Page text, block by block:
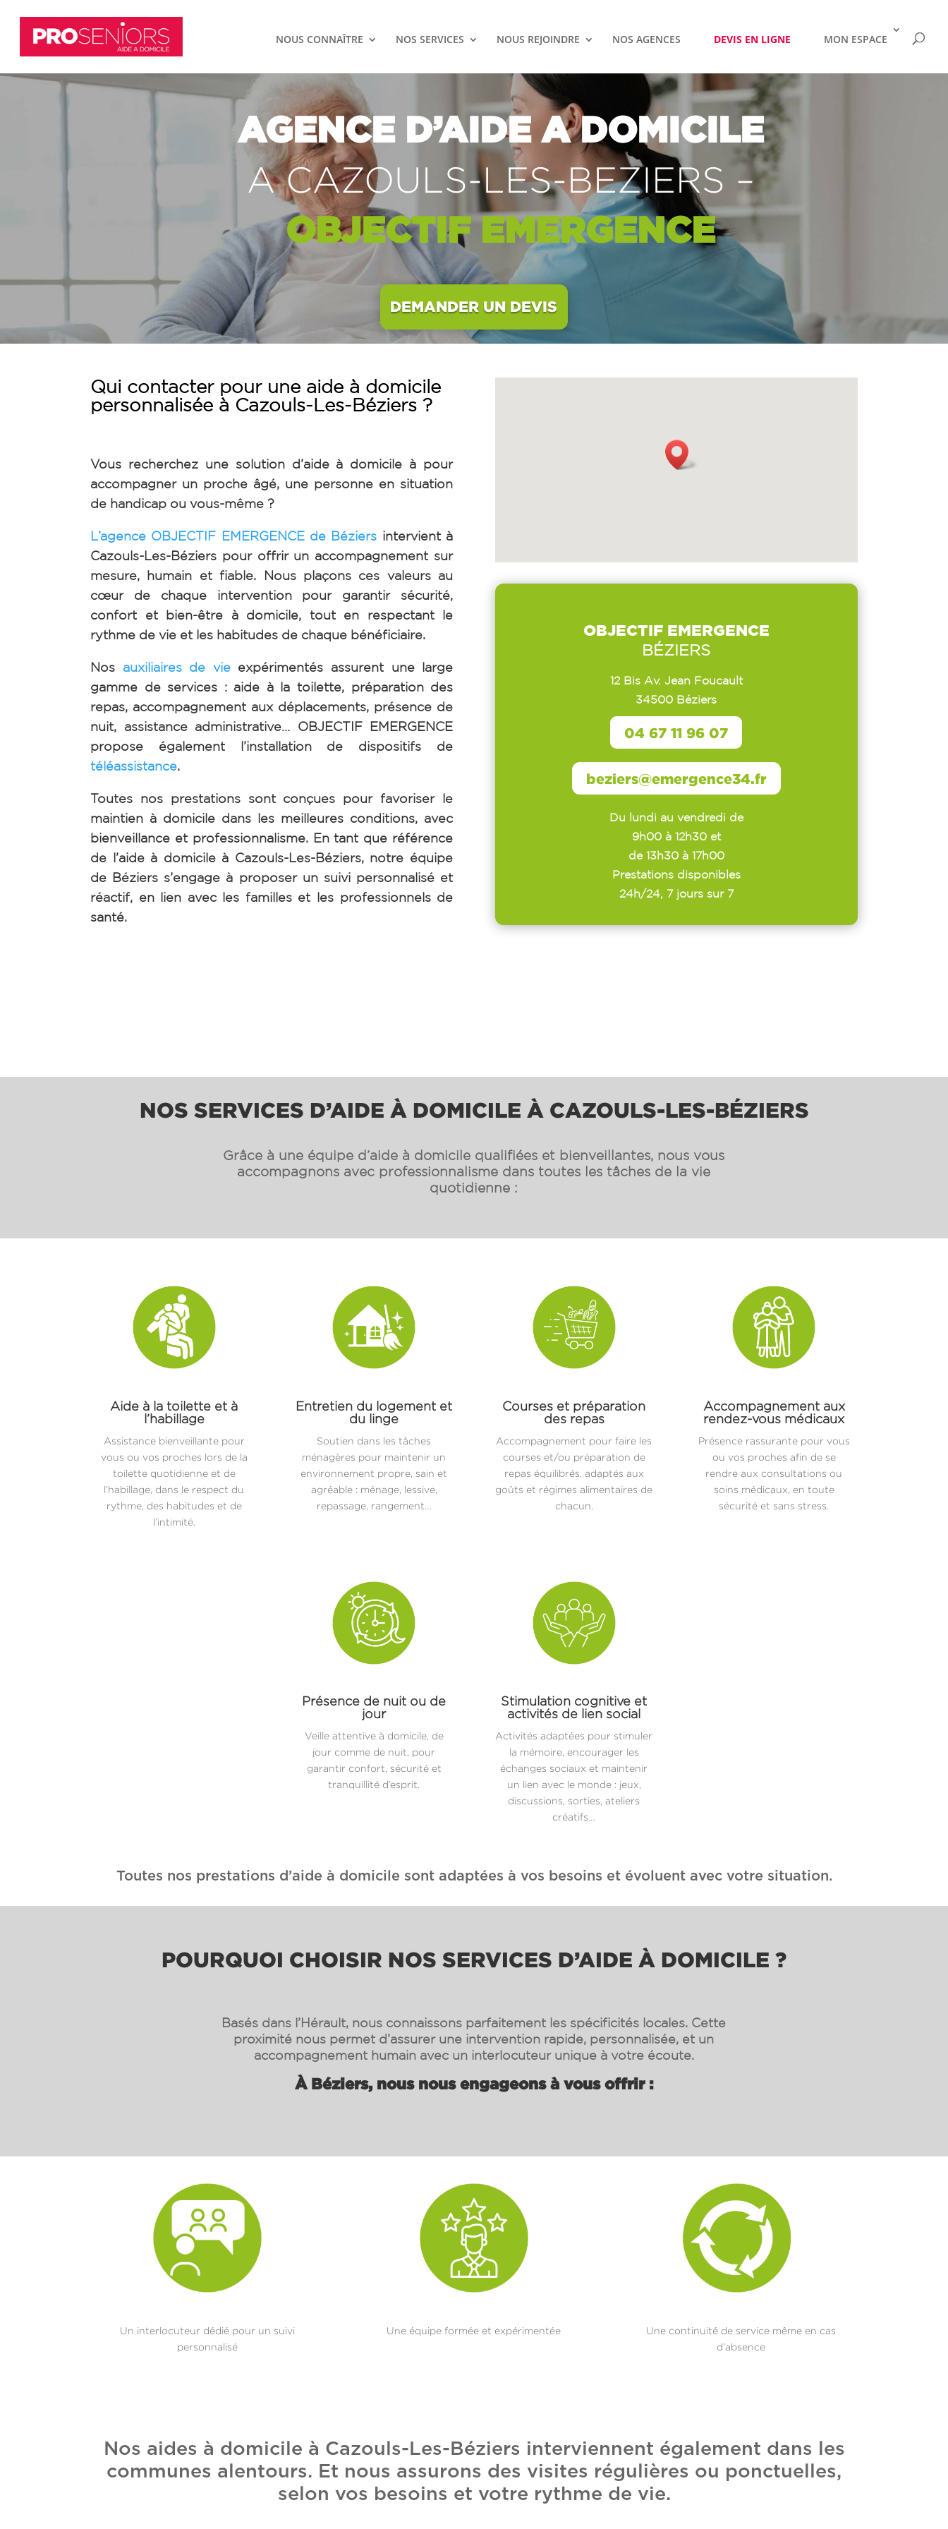
NOUS CONNAÎTRE NOS SERVICES NOUS REJOINDRE NOS AGENCES DEVIS EN LIGNE MON ESPACE
AGENCE D’AIDE A DOMICILE
A CAZOULS-LES-BEZIERS –
OBJECTIF EMERGENCE
DEMANDER UN DEVIS
Qui contacter pour une aide à domicile
personnalisée à Cazouls-Les-Béziers ?
Vous recherchez une solution d’aide à domicile à pour
accompagner un proche âgé, une personne en situation
de handicap ou vous-même ?
L’agence OBJECTIF EMERGENCE de Béziers intervient à
Cazouls-Les-Béziers pour offrir un accompagnement sur
mesure, humain et fiable. Nous plaçons ces valeurs au
cœur de chaque intervention pour garantir sécurité,
confort et bien-être à domicile, tout en respectant le
rythme de vie et les habitudes de chaque bénéficiaire.
Nos auxiliaires de vieexpérimentés assurent une large
gamme de services : aide à la toilette, préparation des
repas, accompagnement aux déplacements, présence de
nuit, assistance administrative… OBJECTIF EMERGENCE
propose également l’installation de dispositifs de
téléassistance.
Toutes nos prestations sont conçues pour favoriser le
maintien à domicile dans les meilleures conditions, avec
bienveillance et professionnalisme. En tant que référence
de l’aide à domicile à Cazouls-Les-Béziers, notre équipe
de Béziers s’engage à proposer un suivi personnalisé et
réactif, en lien avec les familles et les professionnels de
santé.
OBJECTIF EMERGENCE
BÉZIERS
12 Bis Av. Jean Foucault
34500 Béziers
Du lundi au vendredi de
9h00 à 12h30 et
de 13h30 à 17h00
Prestations disponibles
24h/24, 7 jours sur 7
beziers@emergence34.fr
04 67 11 96 07
NOS SERVICES D’AIDE À DOMICILE À CAZOULS-LES-BÉZIERS
Grâce à une équipe d’aide à domicile qualifiées et bienveillantes, nous vous
accompagnons avec professionnalisme dans toutes les tâches de la vie
quotidienne :
Aide à la toilette et à
l’habillage
Assistance bienveillante pour
vous ou vos proches lors de la
toilette quotidienne et de
l’habillage, dans le respect du
rythme, des habitudes et de
l’intimité.
Entretien du logement et
du linge
Soutien dans les tâches
ménagères pour maintenir un
environnement propre, sain et
agréable : ménage, lessive,
repassage, rangement…
Courses et préparation
des repas
Accompagnement pour faire les
courses et/ou préparation de
repas équilibrés, adaptés aux
goûts et régimes alimentaires de
chacun.
Accompagnement aux
rendez-vous médicaux
Présence rassurante pour vous
ou vos proches afin de se
rendre aux consultations ou
soins médicaux, en toute
sécurité et sans stress.
Présence de nuit ou de
jour
Veille attentive à domicile, de
jour comme de nuit, pour
garantir confort, sécurité et
tranquillité d’esprit.
Stimulation cognitive et
activités de lien social
Activités adaptées pour stimuler
la mémoire, encourager les
échanges sociaux et maintenir
un lien avec le monde : jeux,
discussions, sorties, ateliers
créatifs…
Toutes nos prestations d’aide à domicile sont adaptées à vos besoins et évoluent avec votre situation.
POURQUOI CHOISIR NOS SERVICES D’AIDE À DOMICILE ?
Basés dans l’Hérault, nous connaissons parfaitement les spécificités locales. Cette
proximité nous permet d’assurer une intervention rapide, personnalisée, et un
accompagnement humain avec un interlocuteur unique à votre écoute.
À Béziers, nous nous engageons à vous offrir :
Un interlocuteur dédié pour un suivi
personnalisé
Une équipe formée et expérimentée
Une continuité de service même en cas
d’absence
Nos aides à domicile à Cazouls-Les-Béziers interviennent également dans les
communes alentours. Et nous assurons des visites régulières ou ponctuelles,
selon vos besoins et votre rythme de vie.